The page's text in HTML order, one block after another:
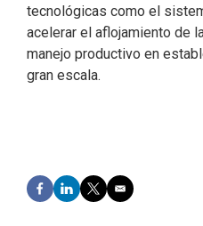
tecnológicas como el
acelerar el aflojamiento de
manejo productivo en
gran escala.
F
a
L
i
T
w
E
m